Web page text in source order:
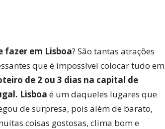
fazer em Lisboa? São tantas atrações
que é impossível colocar tudo em
de 2 ou 3 dias na capital de
Lisboa é um daqueles lugares que
de surpresa, pois além de barato,
coisas gostosas, clima bom e